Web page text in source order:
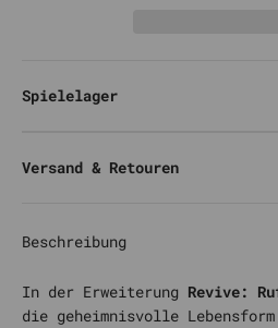
Spielelager
Versand & Retouren
Beschreibung
In der Erweiterung Revive:
die geheimnisvolle